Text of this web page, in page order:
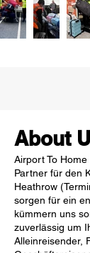
About
Airport To
Partner für den
Heathrow
sorgen für ein
kümmern uns
zuverlässig um
Alleinreisender,